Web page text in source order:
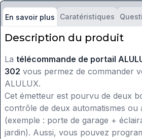
En savoir plus Caratéristiques
Description du produit
La télécommande de portail
302 vous permez de commander
ALULUX.
Cet émetteur est pourvu de deux
contrôle de deux automatismes ou
(exemple : porte de garage +
jardin). Aussi, vous pouvez